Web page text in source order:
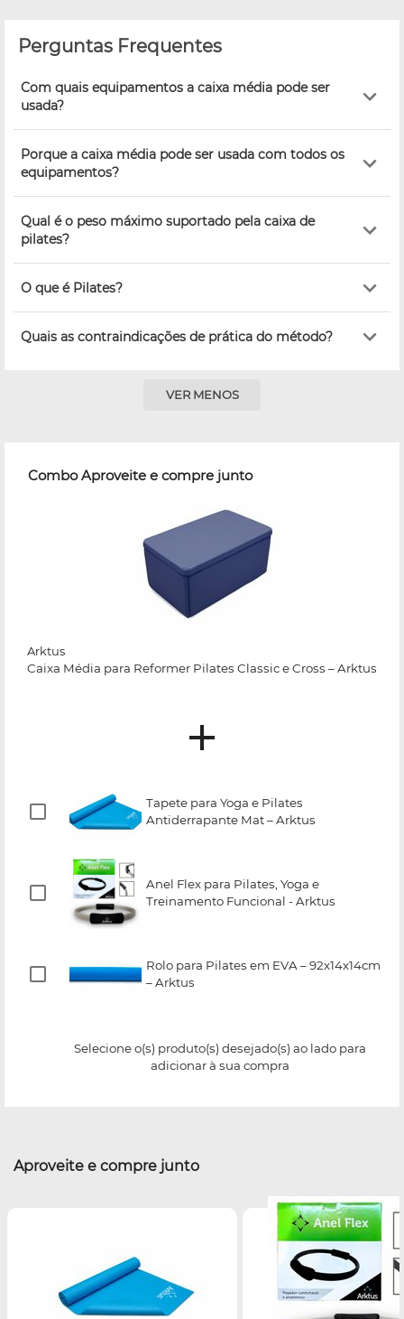
Perguntas Frequentes
Com quais equipamentos a caixa média pode ser
usada?
Porque a caixa média pode ser usada com todos os
equipamentos?
Qual é o peso máximo suportado pela caixa de
pilates?
O que é Pilates?
Quais as contraindicações de prática do método?
VER MENOS
Combo Aproveite e compre junto
Arktus
Caixa Média para Reformer Pilates Classic e Cross – Arktus
Tapete para Yoga e Pilates
Antiderrapante Mat – Arktus
Anel Flex para Pilates, Yoga e
Treinamento Funcional - Arktus
Rolo para Pilates em EVA – 92x14x14cm
– Arktus
Selecione o(s) produto(s) desejado(s) ao lado para
adicionar à sua compra
Aproveite e compre junto